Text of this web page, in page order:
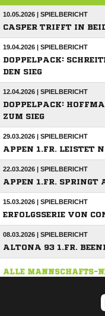
10.05.2026 | SPIELBERICHT
CASPER TRIFFT IN
19.04.2026 | SPIELBERICHT
DOPPELPACK:
DEN SIEG
12.04.2026 | SPIELBERICHT
DOPPELPACK:
UM SIEG
29.03.2026 | SPIELBERICHT
APPEN 1.FR. LEISTET
22.03.2026 | SPIELBERICHT
APPEN 1.FR. SPRINGT
15.03.2026 | SPIELBERICHT
ERFOLGSSERIE VON
08.03.2026 | SPIELBERICHT
ALTONA 93 1.FR.
ALLE MANNSCHAFTS-